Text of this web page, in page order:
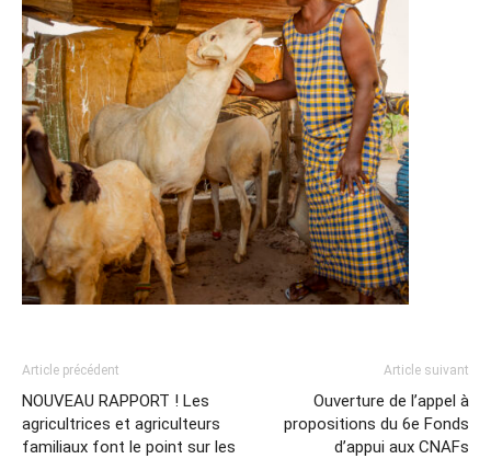
Article précédent
NOUVEAU RAPPORT ! Les
agricultrices et agriculteurs
familiaux font le point sur les
Article suivant
Ouverture de l’appel à
propositions du 6e Fonds
d’appui aux CNAFs